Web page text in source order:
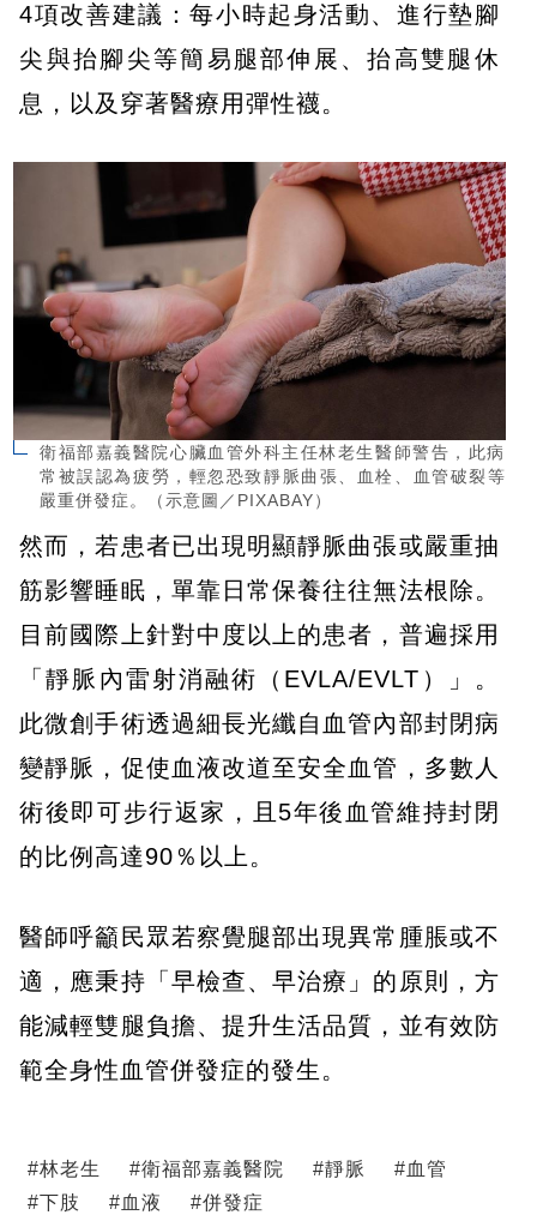
4項改善建議：每小時起身活動、進行墊腳
尖與抬腳尖等簡易腿部伸展、抬高雙腿休
息，以及穿著醫療用彈性襪。
衛福部嘉義醫院心臟血管外科主任林老生醫師警告，此病
常被誤認為疲勞，輕忽恐致靜脈曲張、血栓、血管破裂等
嚴重併發症。（示意圖／PIXABAY）
然而，若患者已出現明顯靜脈曲張或嚴重抽
筋影響睡眠，單靠日常保養往往無法根除。
目前國際上針對中度以上的患者，普遍採用
「靜脈內雷射消融術（EVLA/EVLT）」。
此微創手術透過細長光纖自血管內部封閉病
變靜脈，促使血液改道至安全血管，多數人
術後即可步行返家，且5年後血管維持封閉
的比例高達90％以上。
醫師呼籲民眾若察覺腿部出現異常腫脹或不
適，應秉持「早檢查、早治療」的原則，方
能減輕雙腿負擔、提升生活品質，並有效防
範全身性血管併發症的發生。
#林老生 #衛福部嘉義醫院 #靜脈 #血管
#下肢 #血液 #併發症